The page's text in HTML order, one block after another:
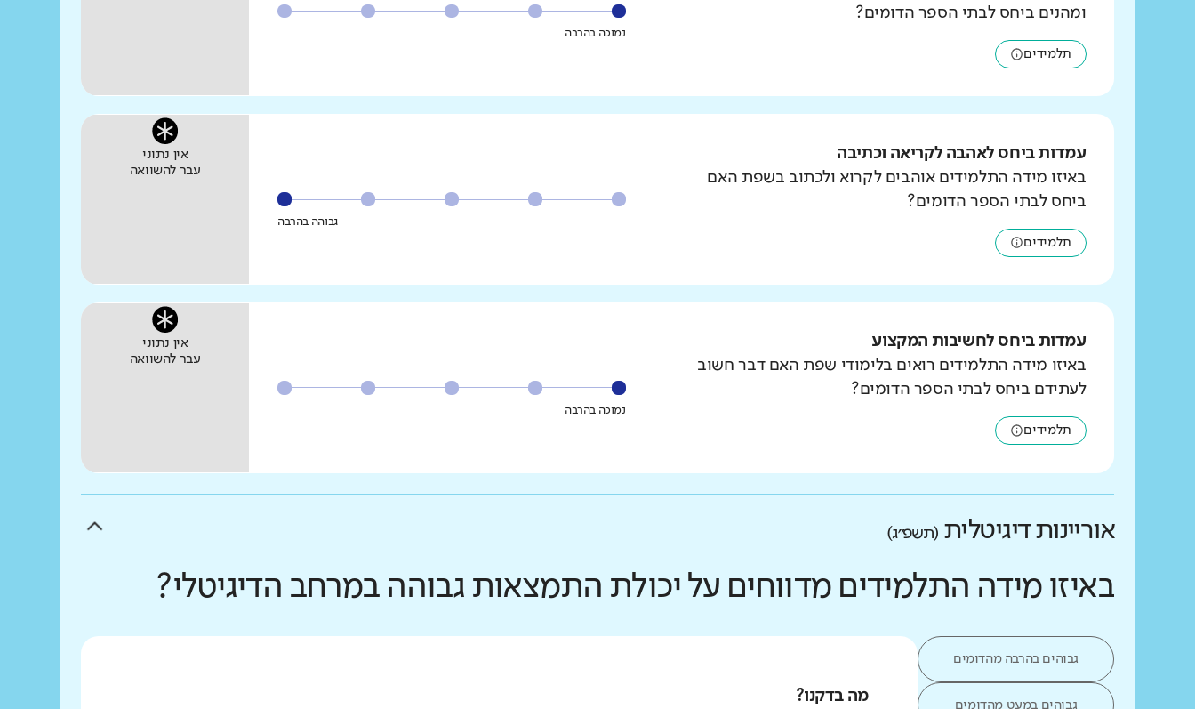
ומהנים ביחס לבתי הספר הדומים?
תלמידים
נמוכה בהרבה
עמדות ביחס לאהבה לקריאה וכתיבה
באיזו מידה התלמידים אוהבים לקרוא ולכתוב בשפת האם
ביחס לבתי הספר הדומים?
תלמידים
גבוהה בהרבה
אין נתוני
עבר להשוואה
עמדות ביחס לחשיבות המקצוע
באיזו מידה התלמידים רואים בלימודי שפת האם דבר חשוב
לעתידם ביחס לבתי הספר הדומים?
תלמידים
נמוכה בהרבה
אין נתוני
עבר להשוואה
אוריינות דיגיטלית (תשפ״ג)
באיזו מידה התלמידים מדווחים על יכולת התמצאות גבוהה במרחב הדיגיטלי?
גבוהים בהרבה מהדומים
גבוהים במעט מהדומים מה בדקנו?